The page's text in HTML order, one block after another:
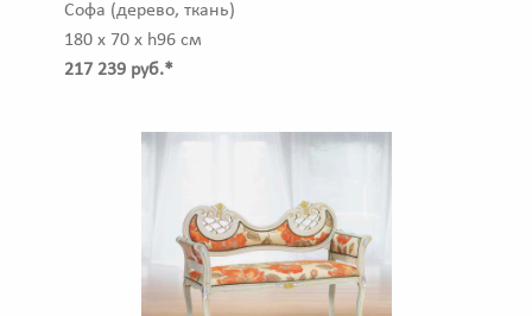
Софа (дерево, ткань)
180 x 70 x h96 см
217 239 руб.*